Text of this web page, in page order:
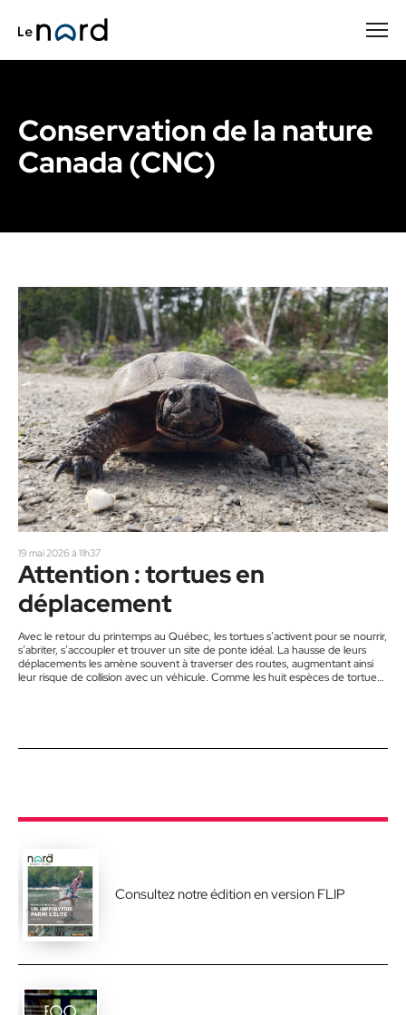
Conservation de la nature
Canada (CNC)
19 mai 2026 à 11h37
Attention : tortues en
déplacement
Avec le retour du printemps au Québec, les tortues s’activent pour se nourrir,
s’abriter, s’accoupler et trouver un site de ponte idéal. La hausse de leurs
déplacements les amène souvent à traverser des routes, augmentant ainsi
leur risque de collision avec un véhicule. Comme les huit espèces de tortues
Consultez notre édition en version FLIP